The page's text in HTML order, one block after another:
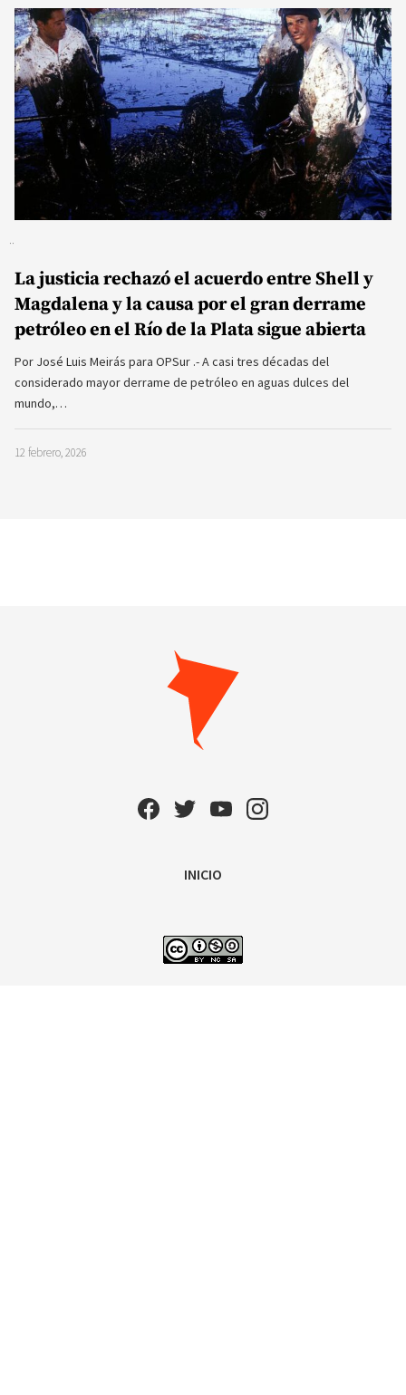
La justicia rechazó el acuerdo entre Shell y
Magdalena y la causa por el gran derrame
petróleo en el Río de la Plata sigue abierta
Por José Luis Meirás para OPSur .- A casi tres décadas del
considerado mayor derrame de petróleo en aguas dulces del
mundo,…
12 febrero, 2026
INICIO